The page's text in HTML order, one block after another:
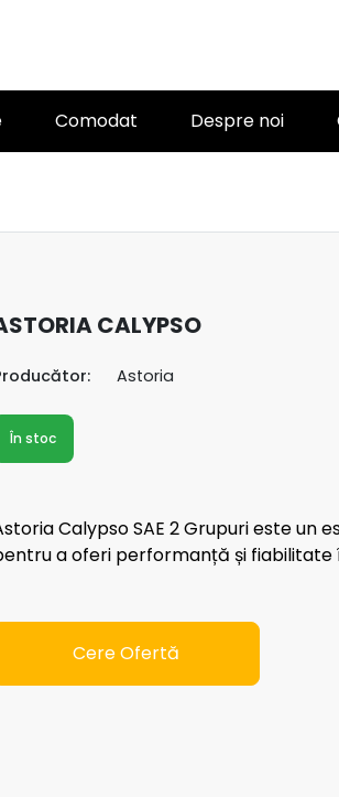
Comodat Despre noi
CALYPSO
Astoria
În stoc
Calypso SAE 2 Grupuri este
a oferi performanță și fiabilitate
Cere Ofertă